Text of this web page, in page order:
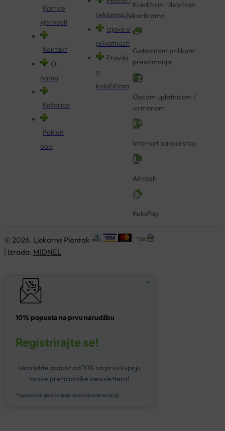
Kartice
vjernosti
Kontakt
O
nama
Košarica
Poklon
bon
reklamacija
Izjava o
privatnosti
Pravila
o
kolačićima
Kreditnim i debitnim
karticama
Gotovinom prilikom
preuzimanja
Općom uplatnicom /
virmanom
Internet bankarstvo
Aircash
KeksPay
© 2026. Ljekarne Plantak
| Izrada: MIDNEL
10% popusta na prvu narudžbu
Registrirajte se!
Iskoristite popust od 10% na prvu kupnju
za sve pretplatnike newslettera!
*kupon kod nije primjenjiv za proizvode na akciji